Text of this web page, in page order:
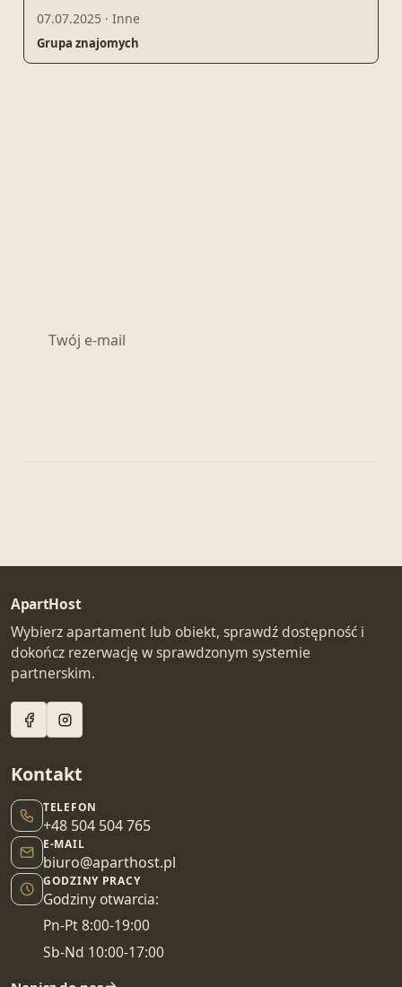
07.07.2025 · Inne
Grupa znajomych
ApartHost
Wybierz apartament lub obiekt, sprawdź dostępność i
dokończ rezerwację w sprawdzonym systemie
partnerskim.
Kontakt
TELEFON
+48 504 504 765
E-MAIL
biuro@aparthost.pl
GODZINY PRACY
Godziny otwarcia:
Pn-Pt 8:00-19:00
Sb-Nd 10:00-17:00